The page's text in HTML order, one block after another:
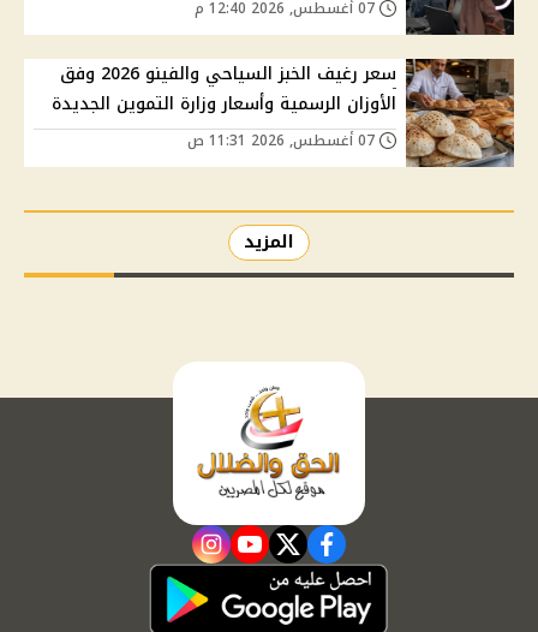
سعر رغيف الخبز السياحي والفينو 2026 وفق
الأوزان الرسمية وأسعار وزارة التموين الجديدة
المزيد
facebook
twitter
youtube
instagram